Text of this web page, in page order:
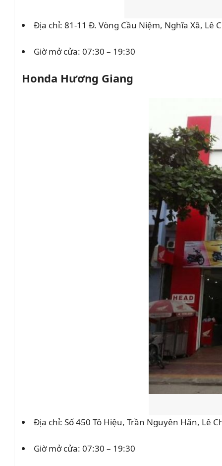
Địa chỉ: 81-11 Đ. Vòng Cầu Niệm, Nghĩa Xã, Lê
Giờ mở cửa: 07:30 – 19:30
Honda Hương Giang
Địa chỉ: Số 450 Tô Hiệu, Trần Nguyên Hãn, Lê
Giờ mở cửa: 07:30 – 19:30